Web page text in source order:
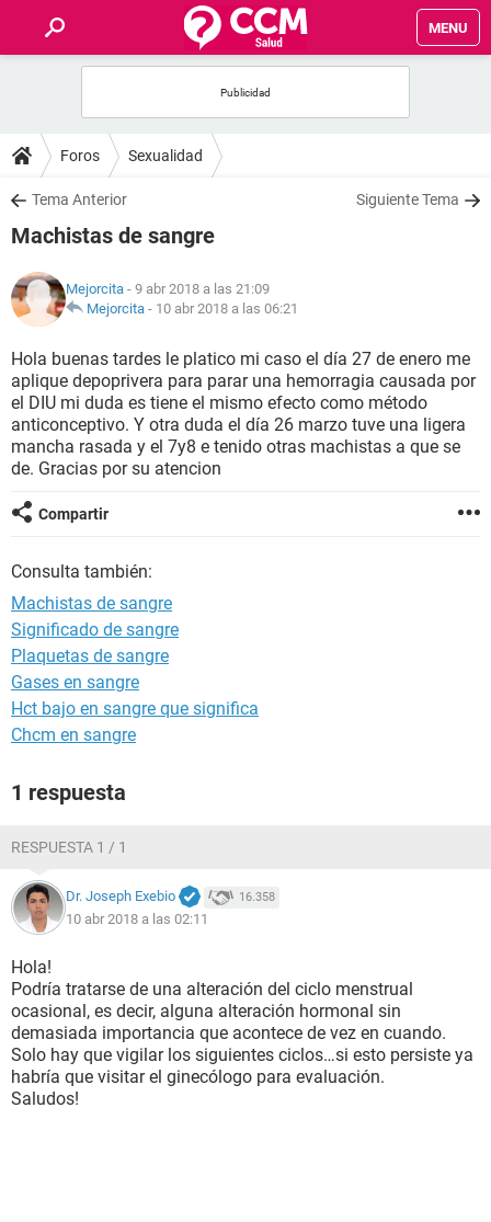
MENU
FOROS
SALUD
NUTRICIÓN
BIENESTAR
SEXUALIDAD
GLOSARIO
Foros Sexualidad
Tema Anterior Siguiente Tema
Machistas de sangre
Mejorcita - 9 abr 2018 a las 21:09
Mejorcita - 10 abr 2018 a las 06:21
Hola buenas tardes le platico mi caso el día 27 de enero me
aplique depoprivera para parar una hemorragia causada por
el DIU mi duda es tiene el mismo efecto como método
anticonceptivo. Y otra duda el día 26 marzo tuve una ligera
mancha rasada y el 7y8 e tenido otras machistas a que se
de. Gracias por su atencion
Compartir
Consulta también:
Machistas de sangre
Significado de sangre
Plaquetas de sangre
Gases en sangre
Hct bajo en sangre que significa
Chcm en sangre
1 respuesta
RESPUESTA 1 / 1
Dr. Joseph Exebio 16.358
10 abr 2018 a las 02:11
Hola!
Podría tratarse de una alteración del ciclo menstrual
ocasional, es decir, alguna alteración hormonal sin
demasiada importancia que acontece de vez en cuando.
Solo hay que vigilar los siguientes ciclos…si esto persiste ya
habría que visitar el ginecólogo para evaluación.
Saludos!